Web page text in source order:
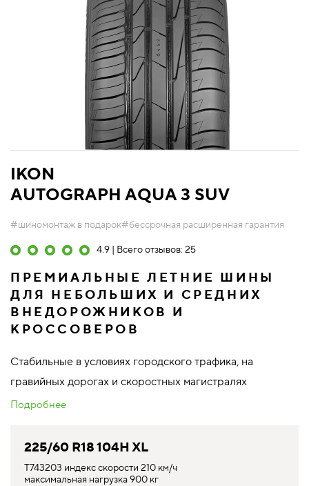
IKON
AUTOGRAPH AQUA 3 SUV
#шиномонтаж в подарок#бессрочная расширенная гарантия
4.9 | Всего отзывов: 25
ПРЕМИАЛЬНЫЕ ЛЕТНИЕ ШИНЫ
ДЛЯ НЕБОЛЬШИХ И СРЕДНИХ
ВНЕДОРОЖНИКОВ И
КРОССОВЕРОВ
Стабильные в условиях городского трафика, на
гравийных дорогах и скоростных магистралях
Подробнее
225/60 R18 104H XL
T743203 индекс скорости 210 км/ч
максимальная нагрузка 900 кг